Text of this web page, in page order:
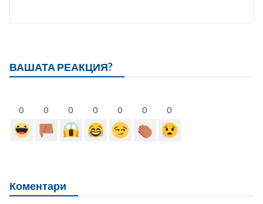
ВАШАТА РЕАКЦИЯ?
0 0 0 0 0 0 0
Коментари